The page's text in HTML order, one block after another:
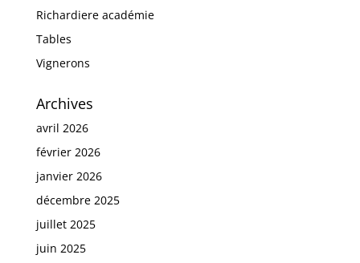
Richardiere académie
Tables
Vignerons
Archives
avril 2026
février 2026
janvier 2026
décembre 2025
juillet 2025
juin 2025